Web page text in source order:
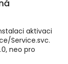
aktivaci
Service.svc.
neo pro